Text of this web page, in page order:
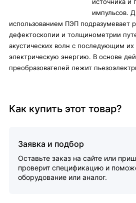
импульсов.
использованием ПЭП подразумевает
дефектоскопии и толщинометрии
акустических волн с последующим
электрическую энергию. В основе
преобразователей лежит
Как купить этот товар?
Заявка и подбор
Оставьте заказ на сайте или
проверит спецификацию и
оборудование или аналог.